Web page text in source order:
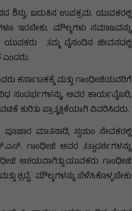
ಶಿಸ್ತು, ಬದುಕಿನ ಉಪಕ್ರಮ.‌ ಯುವಕರಲ್ಲಿ
ಇರಬೇಕು. ಮೌಲ್ಯಗಳು ಸಮಾಜವನ್ನು
ಯುವಕರು ತಮ್ಮ ದೈನಂದಿನ ಜೀವನದಲ್ಲಿ
ಕರ್ನಾಟಕಕ್ಕೆ ಮತ್ತು ಗಾಂಧೀಜಿಯವರಿಗೆ
ಸಂದರ್ಭಗಳನ್ನು, ಅವರ ಕಾರ್ಯವೈಖರಿ,
ಕುರಿತು ಪ್ರಾತ್ಯಕ್ಷಿಕೆಯಾಗಿ ವಿವರಿಸಿದರು.
ಮಾತನಾಡಿ, ಸ್ವಯಂ ಸೇವಕರಲ್ಲಿ
ಗಾಂಧೀಜಿ ಅವರ ತತ್ವಾದರ್ಶಗಳನ್ನು
ಆಶಯವಾಗಿತ್ತು.ಯುವಕರು ಗಾಂಧೀಜಿ
ಶ್ರದ್ದೆ, ಮೌಲ್ಯಗಳನ್ನು ಬೆಳೆಸಿಕೊಳ್ಳಬೇಕು